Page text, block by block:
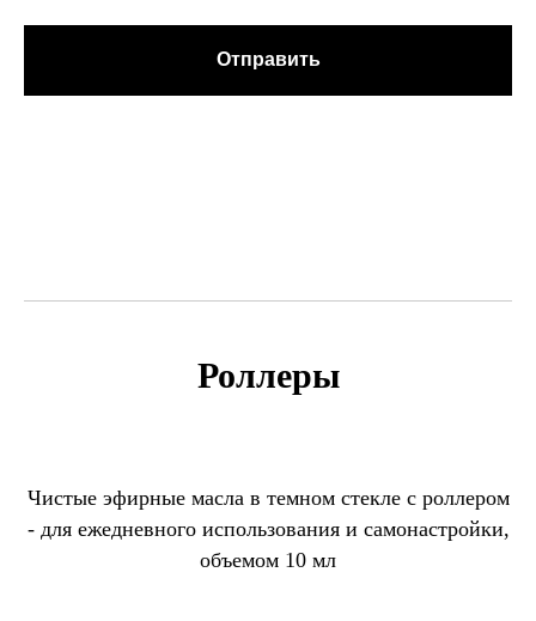
Отправить
Роллеры
Чистые эфирные масла в темном стекле с роллером
- для ежедневного использования и самонастройки,
объемом 10 мл